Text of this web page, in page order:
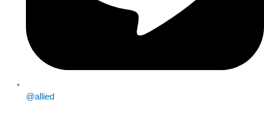
@allied